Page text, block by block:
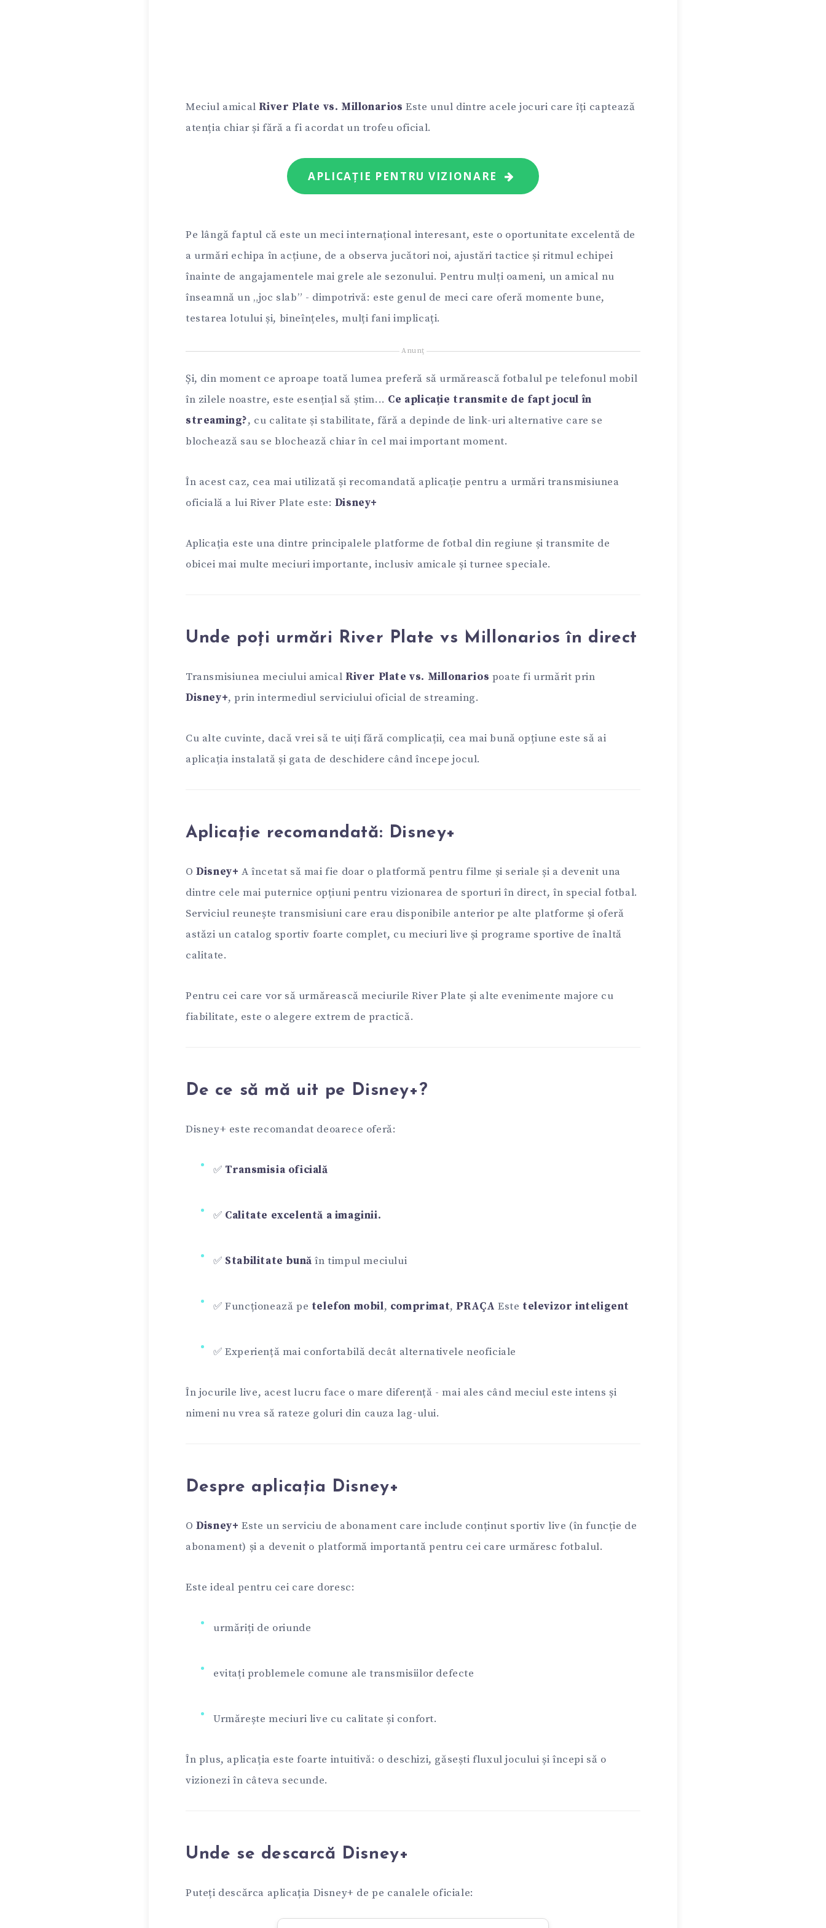
Meciul amical River Plate vs. Millonarios Este unul dintre acele jocuri care îți captează
atenția chiar și fără a fi acordat un trofeu oficial.
APLICAȚIE PENTRU VIZIONARE
Pe lângă faptul că este un meci internațional interesant, este o oportunitate excelentă de
a urmări echipa în acțiune, de a observa jucători noi, ajustări tactice și ritmul echipei
înainte de angajamentele mai grele ale sezonului. Pentru mulți oameni, un amical nu
înseamnă un „joc slab” - dimpotrivă: este genul de meci care oferă momente bune,
testarea lotului și, bineînțeles, mulți fani implicați.
Anunţ
Și, din moment ce aproape toată lumea preferă să urmărească fotbalul pe telefonul mobil
în zilele noastre, este esențial să știm... Ce aplicație transmite de fapt jocul în
streaming?, cu calitate și stabilitate, fără a depinde de link-uri alternative care se
blochează sau se blochează chiar în cel mai important moment.
În acest caz, cea mai utilizată și recomandată aplicație pentru a urmări transmisiunea
oficială a lui River Plate este: Disney+
Aplicația este una dintre principalele platforme de fotbal din regiune și transmite de
obicei mai multe meciuri importante, inclusiv amicale și turnee speciale.
Unde poți urmări River Plate vs Millonarios în direct
Transmisiunea meciului amical River Plate vs. Millonarios poate fi urmărit prin
Disney+, prin intermediul serviciului oficial de streaming.
Cu alte cuvinte, dacă vrei să te uiți fără complicații, cea mai bună opțiune este să ai
aplicația instalată și gata de deschidere când începe jocul.
Aplicație recomandată: Disney+
ODisney+ A încetat să mai fie doar o platformă pentru filme și seriale și a devenit una
dintre cele mai puternice opțiuni pentru vizionarea de sporturi în direct, în special fotbal.
Serviciul reunește transmisiuni care erau disponibile anterior pe alte platforme și oferă
astăzi un catalog sportiv foarte complet, cu meciuri live și programe sportive de înaltă
calitate.
Pentru cei care vor să urmărească meciurile River Plate și alte evenimente majore cu
fiabilitate, este o alegere extrem de practică.
De ce să mă uit pe Disney+?
Disney+ este recomandat deoarece oferă:
✅ Transmisia oficială
✅ Calitate excelentă a imaginii.
✅ Stabilitate bună în timpul meciului
✅ Funcționează pe telefon mobil, comprimat, PRAÇA Este televizor inteligent
✅ Experiență mai confortabilă decât alternativele neoficiale
În jocurile live, acest lucru face o mare diferență - mai ales când meciul este intens și
nimeni nu vrea să rateze goluri din cauza lag-ului.
Despre aplicația Disney+
ODisney+ Este un serviciu de abonament care include conținut sportiv live (în funcție de
abonament) și a devenit o platformă importantă pentru cei care urmăresc fotbalul.
Este ideal pentru cei care doresc:
urmăriți de oriunde
evitați problemele comune ale transmisiilor defecte
Urmărește meciuri live cu calitate și confort.
În plus, aplicația este foarte intuitivă: o deschizi, găsești fluxul jocului și începi să o
vizionezi în câteva secunde.
Unde se descarcă Disney+
Puteți descărca aplicația Disney+ de pe canalele oficiale: